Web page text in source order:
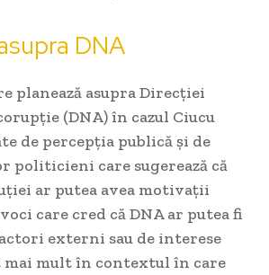
DNA
planează asupra Direcției
(DNA) în cazul Ciucu
de percepția publică și de
politicieni care sugerează că
ar putea avea motivații
care cred că DNA ar putea fi
externi sau de interese
mai mult în contextul în care